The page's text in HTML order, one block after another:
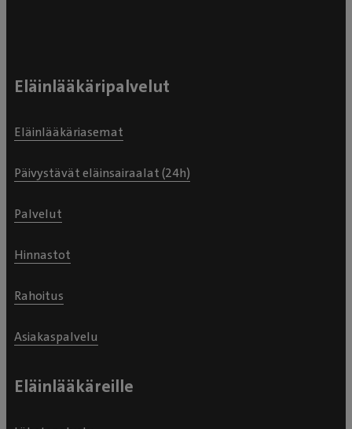
Eläinlääkäripalvelut
Eläinlääkäriasemat
Päivystävät eläinsairaalat (24h)
Palvelut
Hinnastot
Rahoitus
Asiakaspalvelu
Eläinlääkäreille